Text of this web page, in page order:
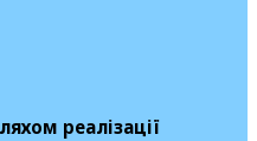
реалізації